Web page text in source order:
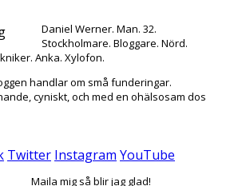
Daniel Werner. Man. 32.
Stockholmare. Bloggare. Nörd.
Anka. Xylofon.
handlar om små funderingar.
cyniskt, och med en ohälsosam dos
Twitter Instagram YouTube
Maila mig så blir jag glad!